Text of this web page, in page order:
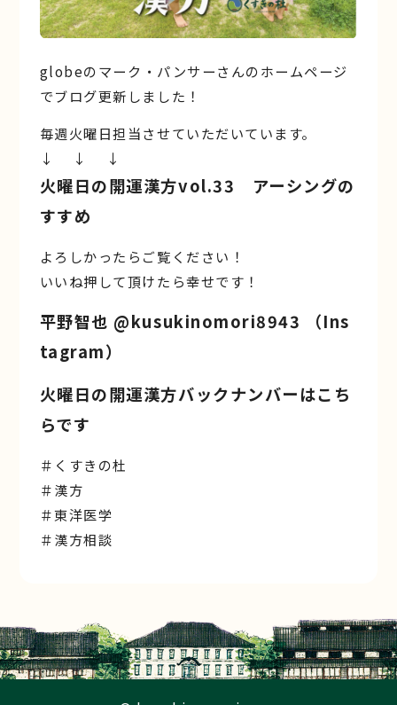
globeのマーク・パンサーさんのホームページ
でブログ更新しました！
毎週火曜日担当させていただいています。
↓ ↓ ↓
火曜日の開運漢方vol.33 アーシングの
すすめ
よろしかったらご覧ください！
いいね押して頂けたら幸せです！
平野智也 @kusukinomori8943 （Ins
tagram）
火曜日の開運漢方バックナンバーはこち
らです
＃くすきの杜
＃漢方
＃東洋医学
＃漢方相談